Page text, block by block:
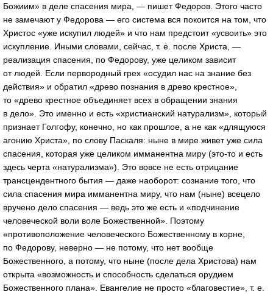
Божиим» в деле спасения мира, — пишет Федоров. Этого часто
не замечают у Федорова — его система вся покоится на том, что
Христос «уже искупил людей» и что нам предстоит «усвоить» это
искупление. Иными словами, сейчас, т. е. после Христа, —
реализация спасения, по Федорову, уже целиком зависит
от людей. Если первородный грех «осудил нас на знание без
действия» и обратил «древо познания в древо крестное»,
то «древо крестное объединяет всех в обращении знания
в дело». Это именно и есть «христианский натурализм», который
признает Голгофу, конечно, но как прошлое, а не как «длящуюся
агонию Христа», по слову Паскаля: ныне в мире живет уже сила
спасения, которая уже целиком имманентна миру (это-то и есть
здесь черта «натурализма»). Это вовсе не есть отрицание
трансцендентного бытия — даже наоборот: сознание того, что
сила спасения мира имманентна миру, что нам (ныне) всецело
вручено дело спасения — ведь это же есть и «подчинение
человеческой воли воле Божественной». Поэтому
«противоположение человеческого Божественному в корне,
по Федорову, неверно — не потому, что нет вообще
Божественного, а потому, что ныне (после дела Христова) нам
открыта «возможность и способность сделаться орудием
Божественного плана». Евангелие не просто «благовестие», т. е.